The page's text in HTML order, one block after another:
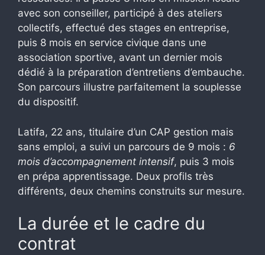
avec son conseiller, participé à des ateliers
collectifs, effectué des stages en entreprise,
puis 8 mois en service civique dans une
association sportive, avant un dernier mois
dédié à la préparation d’entretiens d’embauche.
Son parcours illustre parfaitement la souplesse
du dispositif.
Latifa, 22 ans, titulaire d’un CAP gestion mais
sans emploi, a suivi un parcours de 9 mois : 6
mois d’accompagnement intensif, puis 3 mois
en prépa apprentissage. Deux profils très
différents, deux chemins construits sur mesure.
La durée et le cadre du
contrat